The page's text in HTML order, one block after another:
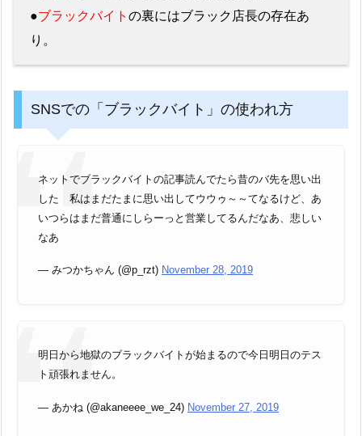
●ブラックバイト の裏にはブラック店長の存在あ
り。
SNSでの「ブラックバイト」の使われ方
ネットでブラックバイトの記事読んでたら昔のバ先を思い出
した 私はまだたまに思い出してウウゥ～～てなるけど、あ
いつらはまだ普通にしらーっと営業してるんだなあ、悲しい
なあ
— みつかちゃん (@p_rzt) November 28, 2019
明日から地獄のブラックバイトが始まるので今日明日のテス
ト頑張れません。
— あかね (@akaneeee_we_24) November 27, 2019